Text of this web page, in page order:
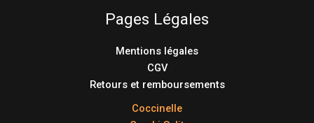
Pages Légales
Mentions légales
CGV
Retours et remboursements
Coccinelle